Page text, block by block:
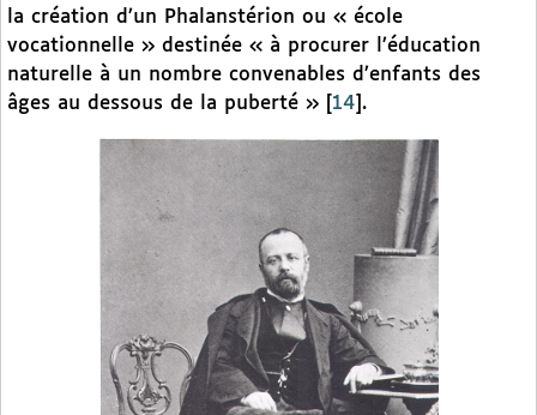
la création d’un Phalanstérion ou « école
vocationnelle » destinée « à procurer l’éducation
naturelle à un nombre convenables d’enfants des
âges au dessous de la puberté »
14 .